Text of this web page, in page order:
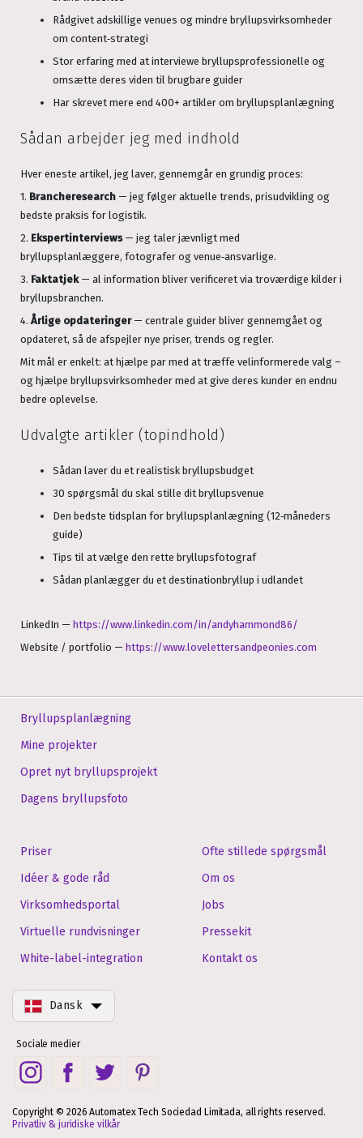
Rådgivet adskillige venues og mindre bryllupsvirksomheder
om content‑strategi
Stor erfaring med at interviewe bryllupsprofessionelle og
omsætte deres viden til brugbare guider
Har skrevet mere end 400+ artikler om bryllupsplanlægning
Sådan arbejder jeg med indhold
Hver eneste artikel, jeg laver, gennemgår en grundig proces:
1. Brancheresearch — jeg følger aktuelle trends, prisudvikling og
bedste praksis for logistik.
2. Ekspertinterviews— jeg taler jævnligt med
bryllupsplanlæggere, fotografer og venue‑ansvarlige.
3. Faktatjek— al information bliver verificeret via troværdige kilder i
bryllupsbranchen.
4.Årlige opdateringer— centrale guider bliver gennemgået og
opdateret, så de afspejler nye priser, trends og regler.
Mit mål er enkelt: at hjælpe par med at træffe velinformerede valg –
og hjælpe bryllupsvirksomheder med at give deres kunder en endnu
bedre oplevelse.
Udvalgte artikler (topindhold)
Sådan laver du et realistisk bryllupsbudget
30 spørgsmål du skal stille dit bryllupsvenue
Den bedste tidsplan for bryllupsplanlægning (12‑måneders
guide)
Tips til at vælge den rette bryllupsfotograf
Sådan planlægger du et destinationbryllup i udlandet
LinkedIn — https://www.linkedin.com/in/andyhammond86/
Website / portfolio — https://www.lovelettersandpeonies.com
Bryllupsplanlægning
Mine projekter
Opret nyt bryllupsprojekt
Dagens bryllupsfoto
Priser
Idéer & gode råd
Virksomhedsportal
Virtuelle rundvisninger
White-label-integration
Ofte stillede spørgsmål
Om os
Jobs
Pressekit
Kontakt os
Dansk
Sociale medier
Copyright © 2026 Automatex Tech Sociedad Limitada, all rights reserved.
Privatliv & juridiske vilkår